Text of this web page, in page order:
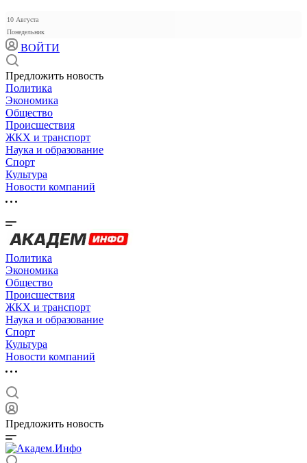
10 Августа
Понедельник
ВОЙТИ
Предложить новость
Политика
Экономика
Общество
Происшествия
ЖКХ и транспорт
Наука и образование
Спорт
Культура
Новости компаний
Политика
Экономика
Общество
Происшествия
ЖКХ и транспорт
Наука и образование
Спорт
Культура
Новости компаний
Предложить новость